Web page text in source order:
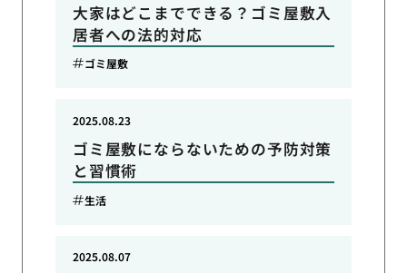
大家はどこまでできる？ゴミ屋敷入
居者への法的対応
ゴミ屋敷
ゴミ屋敷にならないための予防対策
と習慣術
2025.08.23
生活
2025.08.07